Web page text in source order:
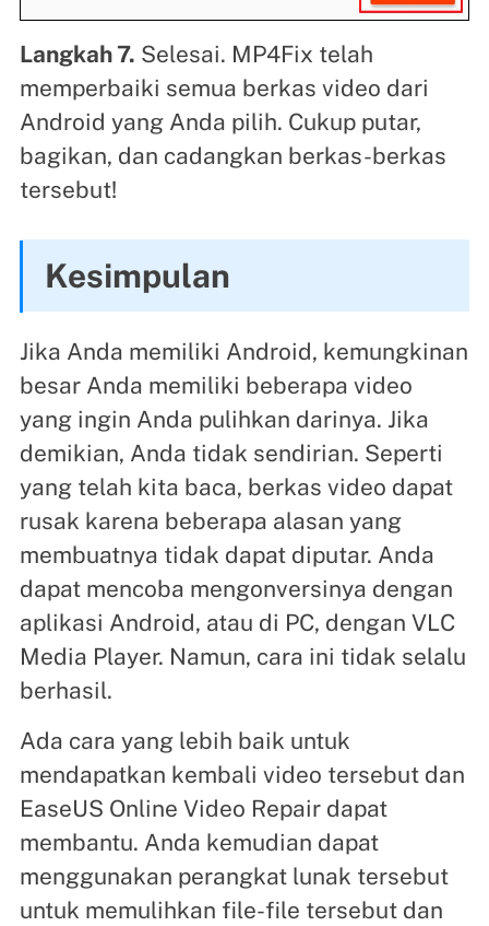
Langkah 7. Selesai. MP4Fix telah
memperbaiki semua berkas video dari
Android yang Anda pilih. Cukup putar,
bagikan, dan cadangkan berkas-berkas
tersebut!
Kesimpulan
Jika Anda memiliki Android, kemungkinan
besar Anda memiliki beberapa video
yang ingin Anda pulihkan darinya. Jika
demikian, Anda tidak sendirian. Seperti
yang telah kita baca, berkas video dapat
rusak karena beberapa alasan yang
membuatnya tidak dapat diputar. Anda
dapat mencoba mengonversinya dengan
aplikasi Android, atau di PC, dengan VLC
Media Player. Namun, cara ini tidak selalu
berhasil.
Ada cara yang lebih baik untuk
mendapatkan kembali video tersebut dan
EaseUS Online Video Repair dapat
membantu. Anda kemudian dapat
menggunakan perangkat lunak tersebut
untuk memulihkan file-file tersebut dan